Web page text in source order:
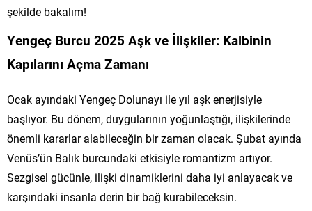
şekilde bakalım!
Yengeç Burcu 2025 Aşk ve İlişkiler: Kalbinin
Kapılarını Açma Zamanı
Ocak ayındaki Yengeç Dolunayı ile yıl aşk enerjisiyle
başlıyor. Bu dönem, duygularının yoğunlaştığı, ilişkilerinde
önemli kararlar alabileceğin bir zaman olacak. Şubat ayında
Venüs’ün Balık burcundaki etkisiyle romantizm artıyor.
Sezgisel gücünle, ilişki dinamiklerini daha iyi anlayacak ve
karşındaki insanla derin bir bağ kurabileceksin.